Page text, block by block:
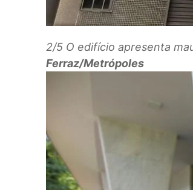
2/5 O edifício apresenta
Ferraz/Metrópoles